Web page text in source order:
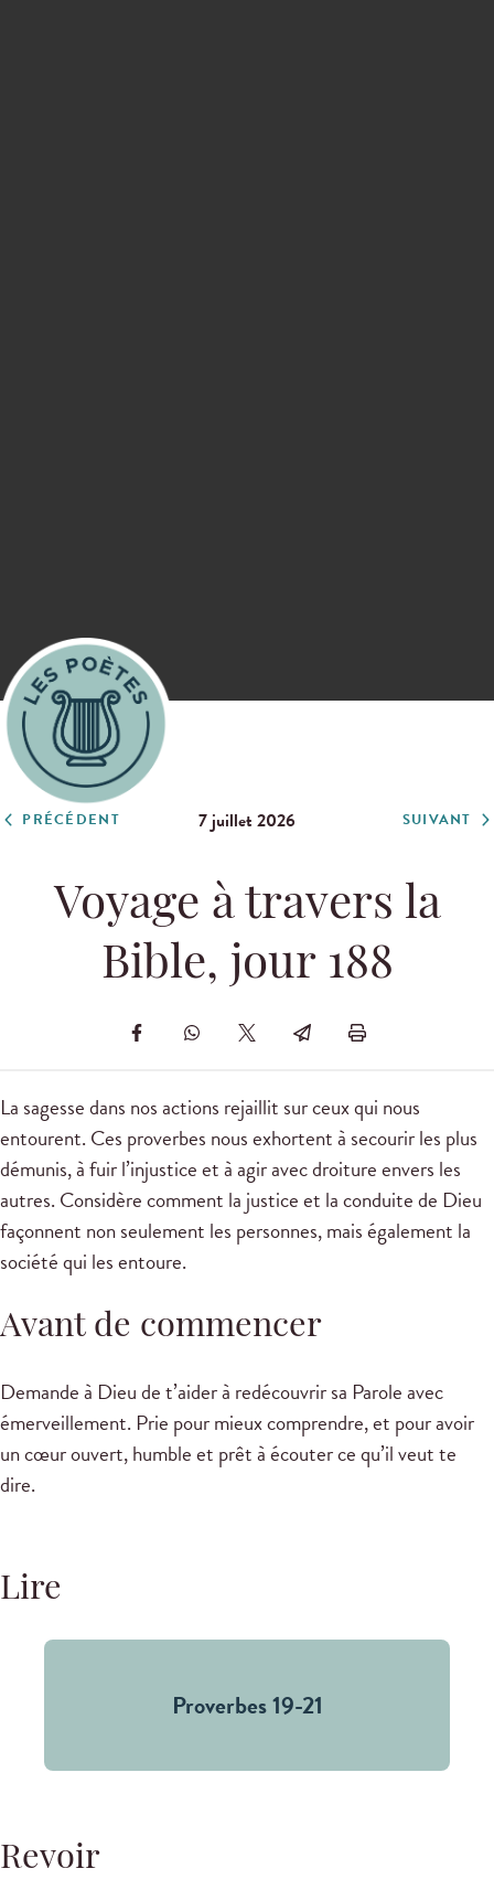
PRÉCÉDENT 7 juillet 2026 SUIVANT
Voyage à travers la
Bible, jour 188
La sagesse dans nos actions rejaillit sur ceux qui nous
entourent. Ces proverbes nous exhortent à secourir les plus
démunis, à fuir l’injustice et à agir avec droiture envers les
autres. Considère comment la justice et la conduite de Dieu
façonnent non seulement les personnes, mais également la
société qui les entoure.
Avant de commencer
Demande à Dieu de t’aider à redécouvrir sa Parole avec
émerveillement. Prie pour mieux comprendre, et pour avoir
un cœur ouvert, humble et prêt à écouter ce qu’il veut te
dire.
Lire
Proverbes 19-21
Revoir